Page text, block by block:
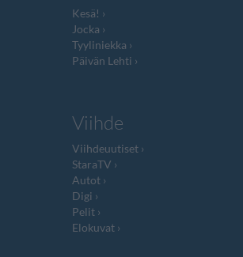
Kesä!
Jocka
Tyyliniekka
Päivän Lehti
Viihde
Viihdeuutiset
StaraTV
Autot
Digi
Pelit
Elokuvat